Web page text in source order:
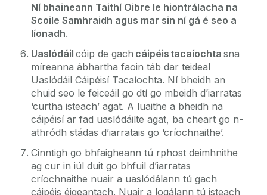
Ní bhaineann Taithí Oibre le hiontrálacha na
Scoile Samhraidh agus mar sin ní gá é seo a
líonadh.
Uaslódáil cóip de gach cáipéis tacaíochta sna
míreanna ábhartha faoin táb dar teideal
Uaslódáil Cáipéisí Tacaíochta. Ní bheidh an
chuid seo le feiceáil go dtí go mbeidh d’iarratas
‘curtha isteach’ agat. A luaithe a bheidh na
cáipéisí ar fad uaslódáilte agat, ba cheart go n-
athródh stádas d’iarratais go ‘críochnaithe’.
Cinntigh go bhfaigheann tú rphost deimhnithe
ag cur in iúl duit go bhfuil d’iarratas
críochnaithe nuair a uaslódálann tú gach
cáipéis éigeantach. Nuair a logálann tú isteach